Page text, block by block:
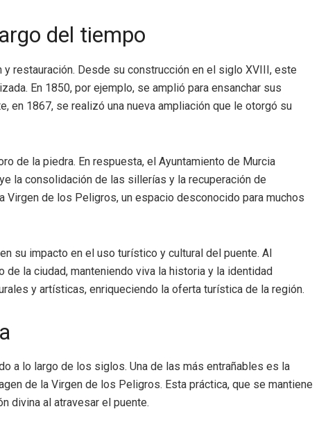
del tiempo
restauración. Desde su construcción en el siglo XVIII, este
En 1850, por ejemplo, se amplió para ensanchar sus
en 1867, se realizó una nueva ampliación que le otorgó su
de la piedra. En respuesta, el Ayuntamiento de Murcia
la consolidación de las sillerías y la recuperación de
Virgen de los Peligros, un espacio desconocido para muchos
su impacto en el uso turístico y cultural del puente. Al
la ciudad, manteniendo viva la historia y la identidad
y artísticas, enriqueciendo la oferta turística de la región.
a lo largo de los siglos. Una de las más entrañables es la
de la Virgen de los Peligros. Esta práctica, que se mantiene
divina al atravesar el puente.